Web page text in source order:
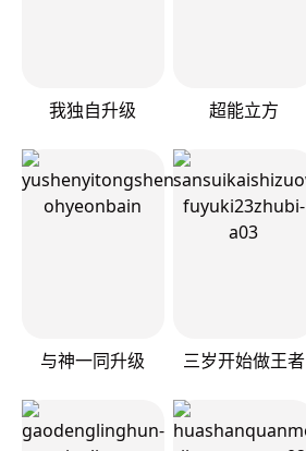
我独自升级 超能立方
与神一同升级 三岁开始做王者